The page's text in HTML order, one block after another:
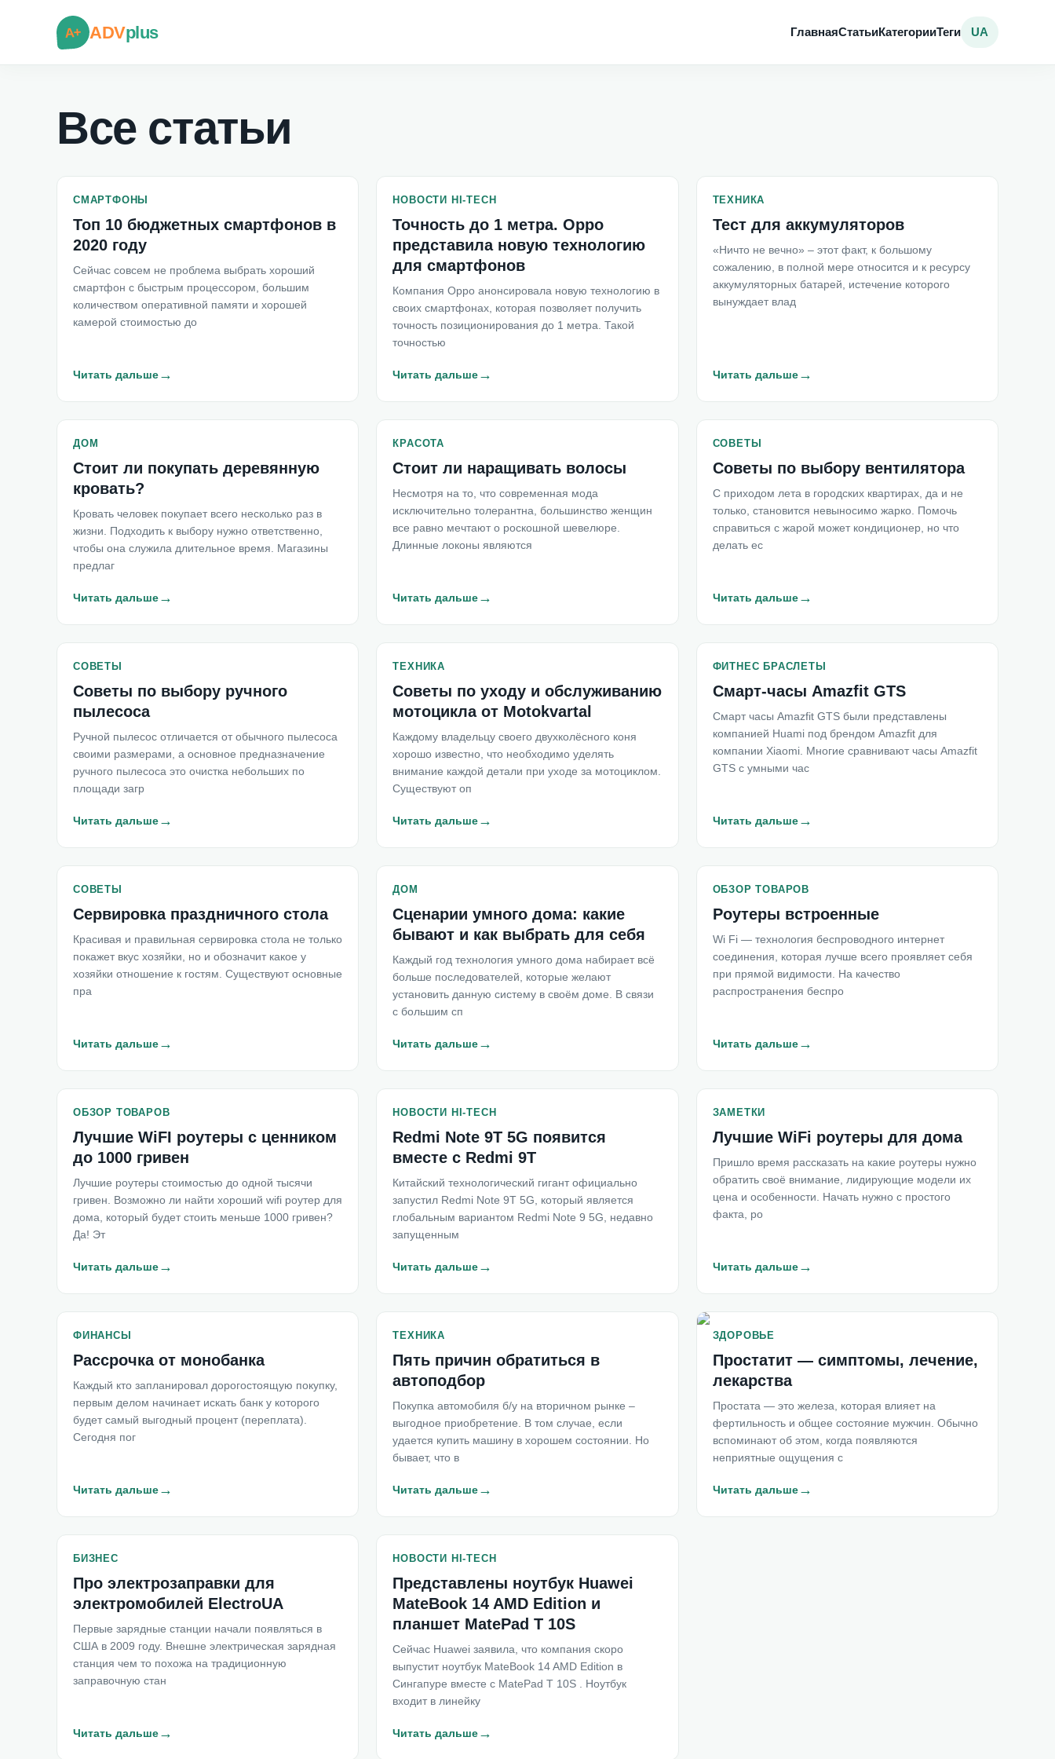
A+ ADVplus ГлавнаяСтатьиКатегорииТеги UA
Все статьи
СМАРТФОНЫ
Топ 10 бюджетных смартфонов в
2020 году
Сейчас совсем не проблема выбрать хороший
смартфон с быстрым процессором, большим
количеством оперативной памяти и хорошей
камерой стоимостью до
Читать дальше→
НОВОСТИ HI-TECH
Точность до 1 метра. Oppo
представила новую технологию
для смартфонов
Компания Oppo анонсировала новую технологию в
своих смартфонах, которая позволяет получить
точность позиционирования до 1 метра. Такой
точностью
Читать дальше→
ТЕХНИКА
Тест для аккумуляторов
«Ничто не вечно» – этот факт, к большому
сожалению, в полной мере относится и к ресурсу
аккумуляторных батарей, истечение которого
вынуждает влад
Читать дальше→
ДОМ
Стоит ли покупать деревянную
кровать?
Кровать человек покупает всего несколько раз в
жизни. Подходить к выбору нужно ответственно,
чтобы она служила длительное время. Магазины
предлаг
Читать дальше→
КРАСОТА
Стоит ли наращивать волосы
Несмотря на то, что современная мода
исключительно толерантна, большинство женщин
все равно мечтают о роскошной шевелюре.
Длинные локоны являются
Читать дальше→
СОВЕТЫ
Советы по выбору вентилятора
С приходом лета в городских квартирах, да и не
только, становится невыносимо жарко. Помочь
справиться с жарой может кондиционер, но что
делать ес
Читать дальше→
СОВЕТЫ
Советы по выбору ручного
пылесоса
Ручной пылесос отличается от обычного пылесоса
своими размерами, а основное предназначение
ручного пылесоса это очистка небольших по
площади загр
Читать дальше→
ТЕХНИКА
Советы по уходу и обслуживанию
мотоцикла от Motokvartal
Каждому владельцу своего двухколёсного коня
хорошо известно, что необходимо уделять
внимание каждой детали при уходе за мотоциклом.
Существуют оп
Читать дальше→
ФИТНЕС БРАСЛЕТЫ
Смарт-часы Amazfit GTS
Смарт часы Amazfit GTS были представлены
компанией Huami под брендом Amazfit для
компании Xiaomi. Многие сравнивают часы Amazfit
GTS с умными час
Читать дальше→
СОВЕТЫ
Сервировка праздничного стола
Красивая и правильная сервировка стола не только
покажет вкус хозяйки, но и обозначит какое у
хозяйки отношение к гостям. Существуют основные
пра
Читать дальше→
ДОМ
Сценарии умного дома: какие
бывают и как выбрать для себя
Каждый год технология умного дома набирает всё
больше последователей, которые желают
установить данную систему в своём доме. В связи
с большим сп
Читать дальше→
ОБЗОР ТОВАРОВ
Роутеры встроенные
Wi Fi — технология беспроводного интернет
соединения, которая лучше всего проявляет себя
при прямой видимости. На качество
распространения беспро
Читать дальше→
ОБЗОР ТОВАРОВ
Лучшие WiFI роутеры с ценником
до 1000 гривен
Лучшие роутеры стоимостью до одной тысячи
гривен. Возможно ли найти хороший wifi роутер для
дома, который будет стоить меньше 1000 гривен?
Да! Эт
Читать дальше→
НОВОСТИ HI-TECH
Redmi Note 9T 5G появится
вместе с Redmi 9T
Китайский технологический гигант официально
запустил Redmi Note 9T 5G, который является
глобальным вариантом Redmi Note 9 5G, недавно
запущенным
Читать дальше→
ЗАМЕТКИ
Лучшие WiFi роутеры для дома
Пришло время рассказать на какие роутеры нужно
обратить своё внимание, лидирующие модели их
цена и особенности. Начать нужно с простого
факта, ро
Читать дальше→
ФИНАНСЫ
Рассрочка от монобанка
Каждый кто запланировал дорогостоящую покупку,
первым делом начинает искать банк у которого
будет самый выгодный процент (переплата).
Сегодня пог
Читать дальше→
ТЕХНИКА
Пять причин обратиться в
автоподбор
Покупка автомобиля б/у на вторичном рынке –
выгодное приобретение. В том случае, если
удается купить машину в хорошем состоянии. Но
бывает, что в
Читать дальше→
ЗДОРОВЬЕ
Простатит — симптомы, лечение,
лекарства
Простата — это железа, которая влияет на
фертильность и общее состояние мужчин. Обычно
вспоминают об этом, когда появляются
неприятные ощущения с
Читать дальше→
БИЗНЕС
Про электрозаправки для
электромобилей ElectroUA
Первые зарядные станции начали появляться в
США в 2009 году. Внешне электрическая зарядная
станция чем то похожа на традиционную
заправочную стан
Читать дальше→
НОВОСТИ HI-TECH
Представлены ноутбук Huawei
MateBook 14 AMD Edition и
планшет MatePad T 10S
Сейчас Huawei заявила, что компания скоро
выпустит ноутбук MateBook 14 AMD Edition в
Сингапуре вместе с MatePad T 10S . Ноутбук
входит в линейку
Читать дальше→